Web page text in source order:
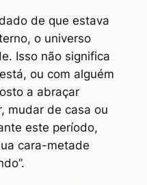
de que estava
o universo
Isso não significa
ou com alguém
a abraçar
mudar de casa ou
este período,
cara-metade